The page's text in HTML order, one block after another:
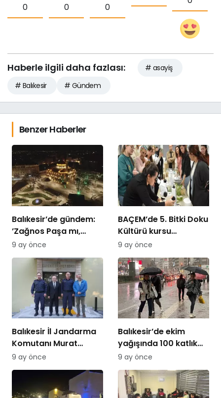
0 0 0
Haberle ilgili daha fazlası:
# asayiş
# Balıkesir
# Gündem
Benzer Haberler
Balıkesir’de gündem:
’Zağnos Paşa mı,
İsmet Paşa mı
9 ay önce
BAÇEM’de 5. Bitki Doku
Kültürü kursu
tamamlandı
9 ay önce
Balıkesir İl Jandarma
Komutanı Murat
Özer’den Edremit
Ticaret Odasına
9 ay önce
Balıkesir’de ekim
yağışında 100 katlık
artış
9 ay önce